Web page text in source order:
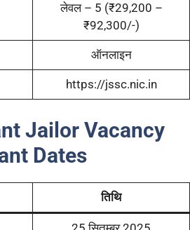
लेवल – 5 (₹29,200 –
₹92,300/-)
ऑनलाइन
https://jssc.nic.in
Jailor Vacancy
Dates
तिथि